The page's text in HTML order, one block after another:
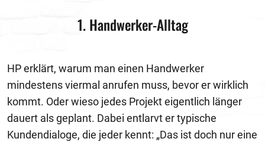
1. Handwerker-Alltag
HP erklärt, warum man einen Handwerker
mindestens viermal anrufen muss, bevor er wirklich
kommt. Oder wieso jedes Projekt eigentlich länger
dauert als geplant. Dabei entlarvt er typische
Kundendialoge, die jeder kennt: „Das ist doch nur eine